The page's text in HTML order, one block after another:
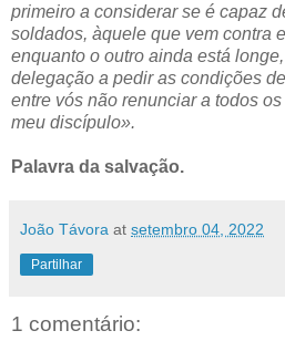
primeiro a considerar se é capaz
soldados, àquele que vem contra
enquanto o outro ainda está
delegação a pedir as condições
entre vós não renunciar a todos
meu discípulo».
Palavra da salvação.
João Távora at setembro 04, 2022
Partilhar
1 comentário: